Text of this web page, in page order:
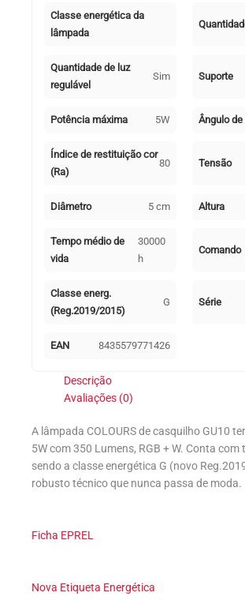
Classe energética da
lâmpada
Quantidade de luz
regulável
Sim Suporte
Potência máxima 5W Ângulo
Índice de restituição cor
(Ra)
80 Tensão
Diâmetro 5 cm Altura
Tempo médio de
vida
30000
h
Comando
Classe energ.
(Reg.2019/2015)
G Série
EAN 8435579771426
Descrição
Avaliações (0)
A lâmpada COLOURS de casquilho GU10
5W com 350 Lumens, RGB + W. Conta com
sendo a classe energética G (novo
robusto técnico que nunca passa de moda.
Ficha EPREL
Nova Etiqueta Energética